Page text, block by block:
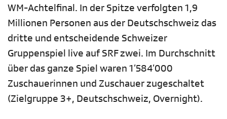
WM-Achtelfinal. In der Spitze verfolgten 1,9
Millionen Personen aus der Deutschschweiz das
dritte und entscheidende Schweizer
Gruppenspiel live auf SRF zwei. Im Durchschnitt
über das ganze Spiel waren 1’584’000
Zuschauerinnen und Zuschauer zugeschaltet
(Zielgruppe 3+, Deutschschweiz, Overnight).